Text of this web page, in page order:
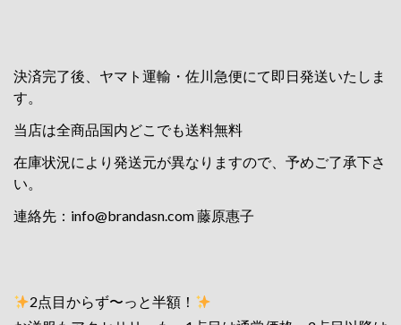
決済完了後、ヤマト運輸・佐川急便にて即日発送いたしま
す。
当店は全商品国内どこでも送料無料
在庫状況により発送元が異なりますので、予めご了承下さ
い。
連絡先： info@brandasn.com藤原惠子
2点目からず〜っと半額！